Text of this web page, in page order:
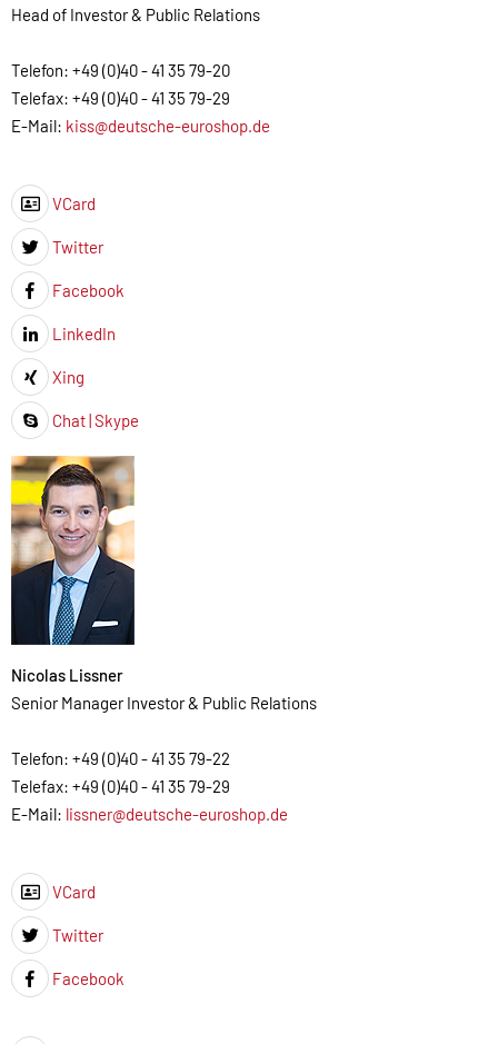
Head of Investor & Public Relations
Telefon: +49 (0)40 - 41 35 79-20
Telefax: +49 (0)40 - 41 35 79-29
E-Mail: kiss@deutsche-euroshop.de
Icon
VCard
Icon
Twitter
Icon
Facebook
Icon
LinkedIn
Icon
Xing
Icon
Chat | Skype
Nicolas Lissner
Senior Manager Investor & Public Relations
Telefon: +49 (0)40 - 41 35 79-22
Telefax: +49 (0)40 - 41 35 79-29
E-Mail: lissner@deutsche-euroshop.de
Icon
VCard
Icon
Twitter
Icon
Facebook